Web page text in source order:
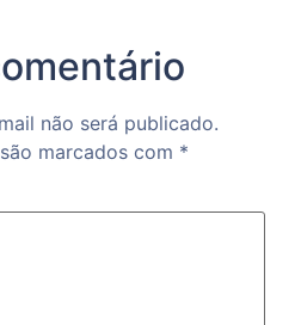
não será publicado.
marcados com *